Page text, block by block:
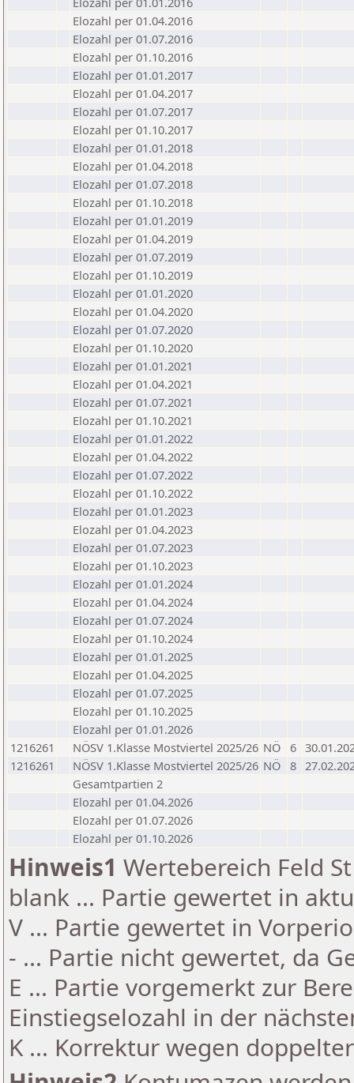
Elozahl per 01.04.2016
Elozahl per 01.07.2016
Elozahl per 01.10.2016
Elozahl per 01.01.2017
Elozahl per 01.04.2017
Elozahl per 01.07.2017
Elozahl per 01.10.2017
Elozahl per 01.01.2018
Elozahl per 01.04.2018
Elozahl per 01.07.2018
Elozahl per 01.10.2018
Elozahl per 01.01.2019
Elozahl per 01.04.2019
Elozahl per 01.07.2019
Elozahl per 01.10.2019
Elozahl per 01.01.2020
Elozahl per 01.04.2020
Elozahl per 01.07.2020
Elozahl per 01.10.2020
Elozahl per 01.01.2021
Elozahl per 01.04.2021
Elozahl per 01.07.2021
Elozahl per 01.10.2021
Elozahl per 01.01.2022
Elozahl per 01.04.2022
Elozahl per 01.07.2022
Elozahl per 01.10.2022
Elozahl per 01.01.2023
Elozahl per 01.04.2023
Elozahl per 01.07.2023
Elozahl per 01.10.2023
Elozahl per 01.01.2024
Elozahl per 01.04.2024
Elozahl per 01.07.2024
Elozahl per 01.10.2024
Elozahl per 01.01.2025
Elozahl per 01.04.2025
Elozahl per 01.07.2025
Elozahl per 01.10.2025
Elozahl per 01.01.2026
1216261
NÖSV 1.Klasse Mostviertel 2025/26 NÖ 6
1216261
NÖSV 1.Klasse Mostviertel 2025/26 NÖ 8
Gesamtpartien 2
Elozahl per 01.04.2026
Elozahl per 01.07.2026
Elozahl per 01.10.2026
Hinweis1 Wertebereich Feld
blank ... Partie gewertet in
V ... Partie gewertet in
- ... Partie nicht gewertet, da
E ... Partie vorgemerkt zur
Einstiegselozahl in der
K ... Korrektur wegen